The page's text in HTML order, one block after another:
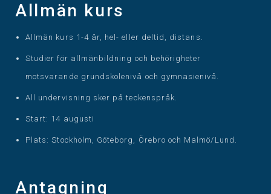
Allmän kurs
Allmän kurs 1-4 år, hel- eller deltid, distans.
Studier för allmänbildning och behörigheter
motsvarande grundskolenivå och gymnasienivå.
All undervisning sker på teckenspråk.
Start: 14 augusti
Plats: Stockholm, Göteborg, Örebro och Malmö/Lund.
Antagning